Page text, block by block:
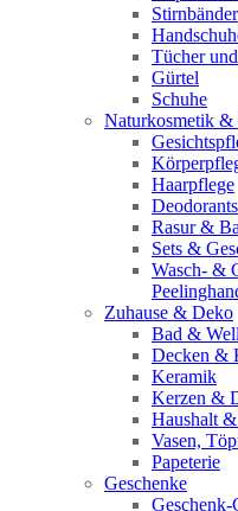
Stirnbänder
Tücher
Gürtel
Schuhe
Naturkosmetik &
Haarpflege
Deodorants
Rasur &
Sets &
Wasch‑ &
Zuhause & Deko
Bad &
Decken &
Keramik
Kerzen &
Haushalt
Vasen,
Papeterie
Geschenke
Geschenk-